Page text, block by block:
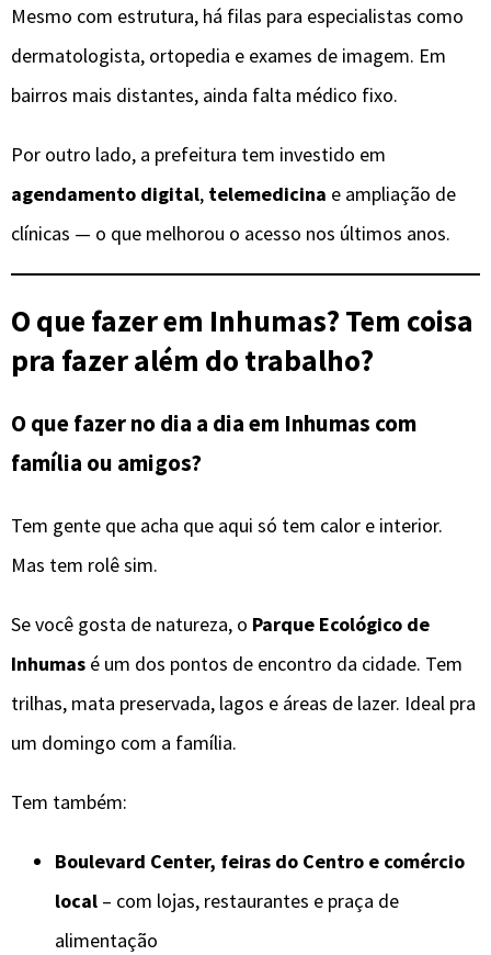
Mesmo com estrutura, há filas para especialistas como
dermatologista, ortopedia e exames de imagem. Em
bairros mais distantes, ainda falta médico fixo.
Por outro lado, a prefeitura tem investido em
agendamento digital, telemedicina e ampliação de
clínicas — o que melhorou o acesso nos últimos anos.
O que fazer em Inhumas? Tem coisa
pra fazer além do trabalho?
O que fazer no dia a dia em Inhumas com
família ou amigos?
Tem gente que acha que aqui só tem calor e interior.
Mas tem rolê sim.
Se você gosta de natureza, o Parque Ecológico de
Inhumas é um dos pontos de encontro da cidade. Tem
trilhas, mata preservada, lagos e áreas de lazer. Ideal pra
um domingo com a família.
Tem também:
Boulevard Center, feiras do Centro e comércio
local – com lojas, restaurantes e praça de
alimentação